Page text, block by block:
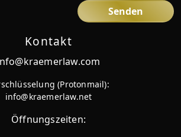
Kontakt
(Protonmail):
info@kraemerlaw.net
Öffnungszeiten: